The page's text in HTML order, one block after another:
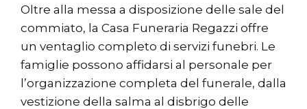
Oltre alla messa a disposizione delle sale del
commiato, la Casa Funeraria Regazzi offre
un ventaglio completo di servizi funebri. Le
famiglie possono affidarsi al personale per
l’organizzazione completa del funerale, dalla
vestizione della salma al disbrigo delle